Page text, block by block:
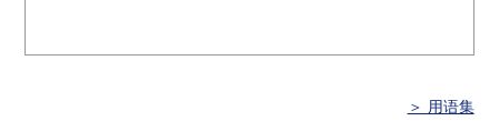
＞ 用语集